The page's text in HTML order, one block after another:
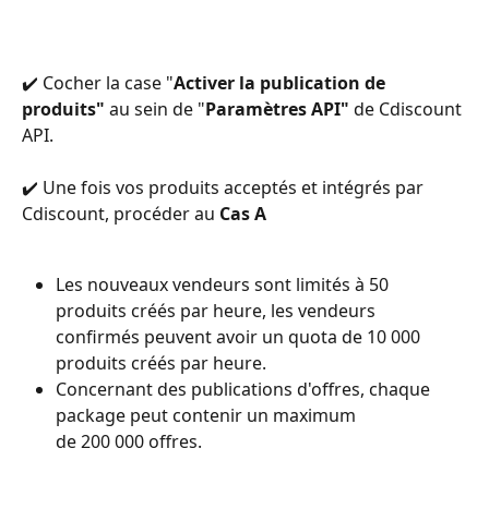
✔️ Cocher la case "Activer la publication de
produits" au sein de "Paramètres API" de Cdiscount
API.
✔️ Une fois vos produits acceptés et intégrés par
Cdiscount, procéder au Cas A
Les nouveaux vendeurs sont limités à 50
produits créés par heure, les vendeurs
confirmés peuvent avoir un quota de 10 000
produits créés par heure.
Concernant des publications d'offres, chaque
package peut contenir un maximum
de 200 000 offres.